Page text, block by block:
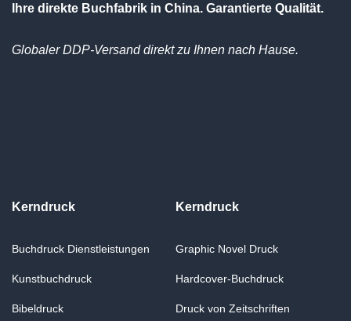
Ihre direkte Buchfabrik in China. Garantierte Qualität.
Globaler DDP-Versand direkt zu Ihnen nach Hause.
Kerndruck
Buchdruck Dienstleistungen
Kunstbuchdruck
Bibeldruck
Kerndruck
Graphic Novel Druck
Hardcover-Buchdruck
Druck von Zeitschriften